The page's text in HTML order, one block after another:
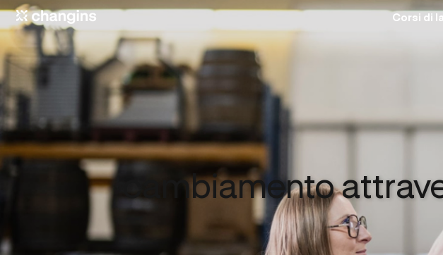
Corsi di
cambiamento